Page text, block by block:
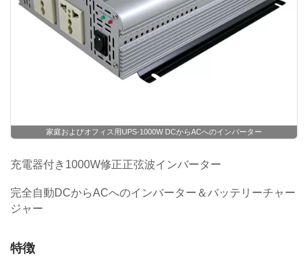
家庭およびオフィス用UPS-1000W DCからACへのインバーター
充電器付き1000W修正正弦波インバーター
完全自動DCからACへのインバーター＆バッテリーチャー
ジャー
特徴